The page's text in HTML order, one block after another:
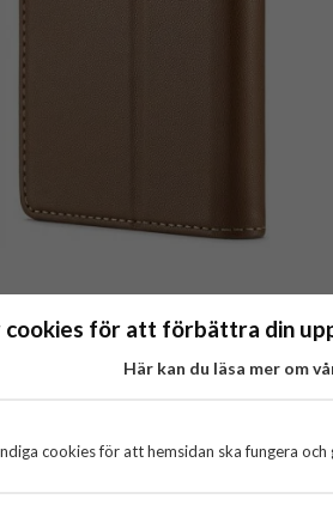
och bekvämare
från obehörig skanning
visning
cookies för att förbättra din
Här kan du läsa mer om
cookies för att hemsidan ska fungera